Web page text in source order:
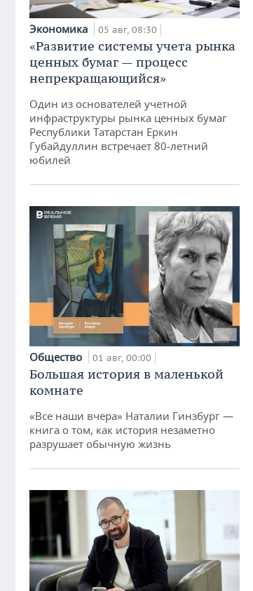
Экономика 05 авг, 08:30
«Развитие системы учета рынка
ценных бумаг — процесс
непрекращающийся»
Один из основателей учетной
инфраструктуры рынка ценных бумаг
Республики Татарстан Еркин
Губайдуллин встречает 80-летний
юбилей
Общество 01 авг, 00:00
Большая история в маленькой
комнате
«Все наши вчера» Наталии Гинзбург —
книга о том, как история незаметно
разрушает обычную жизнь